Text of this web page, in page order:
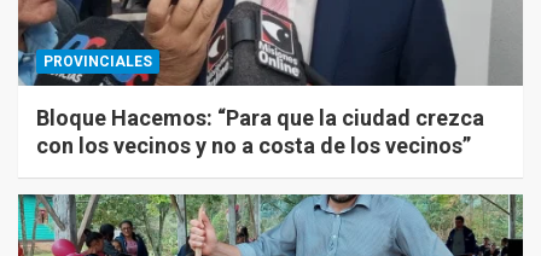
PROVINCIALES
Bloque Hacemos: “Para que la ciudad crezca
con los vecinos y no a costa de los vecinos”